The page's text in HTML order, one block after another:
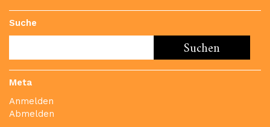
Suche
Meta
Anmelden
Abmelden